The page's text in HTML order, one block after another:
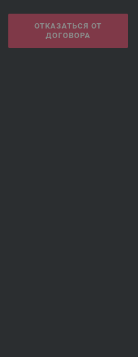
ОТКАЗАТЬСЯ ОТ
ДОГОВОРА